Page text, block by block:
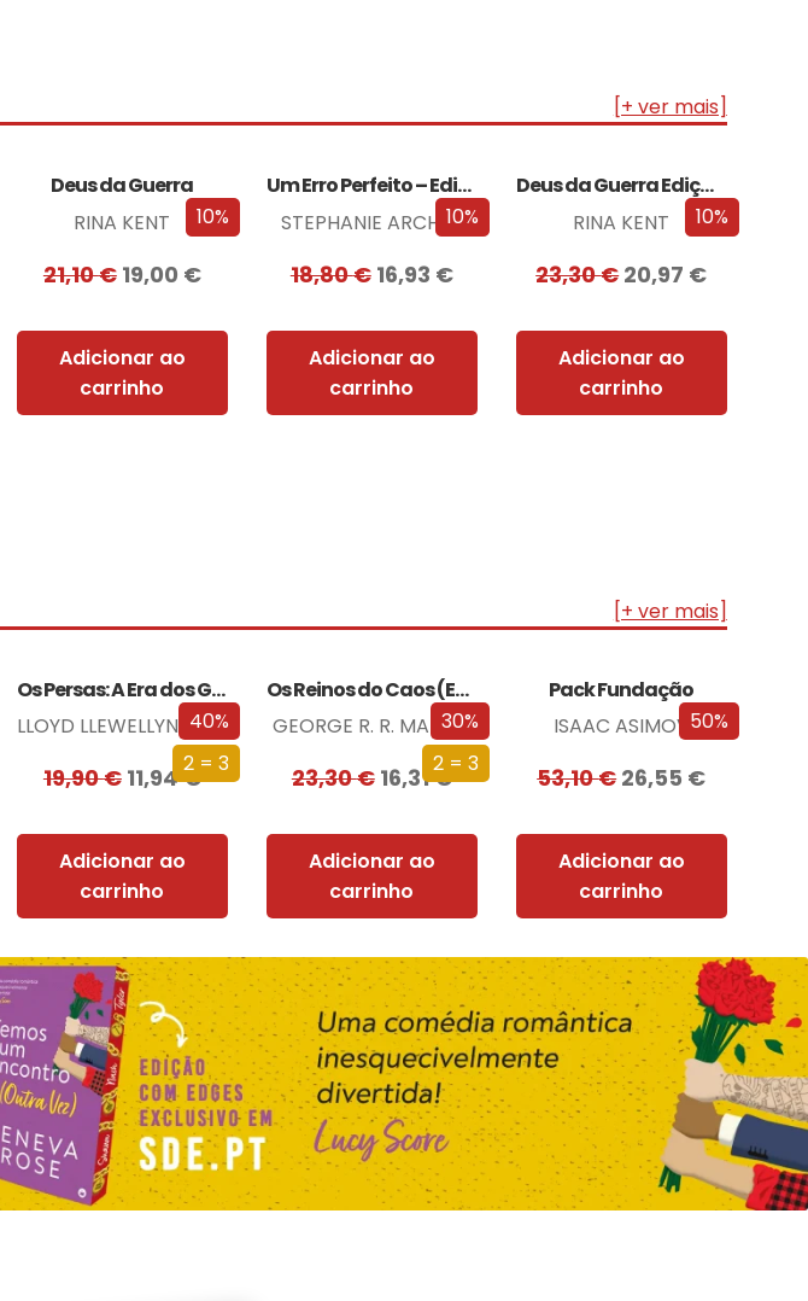
[+ ver mais]
10%
Deus da Guerra
RINA KENT
21,10€ 19,00 €
Adicionar ao
carrinho
10%
Um Erro Perfeito – Edição com EDGES
STEPHANIE ARCHER
18,80€ 16,93 €
Adicionar ao
carrinho
10%
Deus da Guerra Edição com EDGES
RINA KENT
23,30€20,97 €
Adicionar ao
carrinho
[+ ver mais]
40%
2 = 3
Os Persas: A Era dos Grandes Reis
LLOYD LLEWELLYN-JONES
19,90€ 11,94€
Adicionar ao
carrinho
30%
2 = 3
Os Reinos do Caos (Edição especial limitada)
GEORGE R. R. MARTIN
23,30€ 16,31€
Adicionar ao
carrinho
50%
Pack Fundação
ISAAC ASIMOV
53,10€26,55 €
Adicionar ao
carrinho